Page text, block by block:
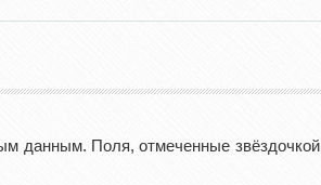
данным. Поля, отмеченные